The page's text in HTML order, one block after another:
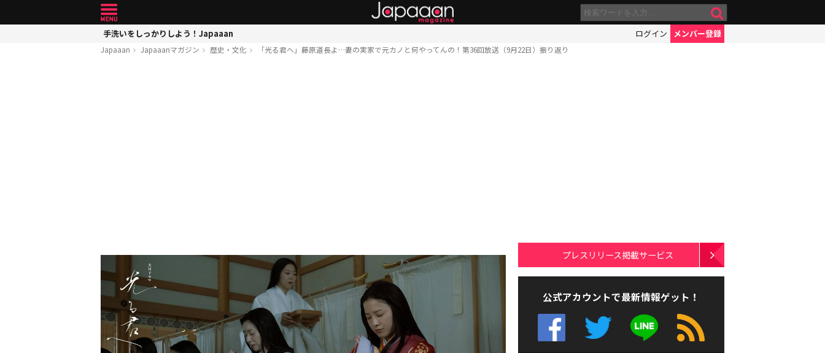
手洗いをしっかりしよう！Japaaan ログイン メンバー登録
Japaaan Japaaanマガジン 歴史・文化 「光る君へ」藤原道長よ…妻の実家で元カノと何やってんの！第36回放送（9月22日）振り返り
プレスリリース掲載サービス
公式アカウントで最新情報ゲット！